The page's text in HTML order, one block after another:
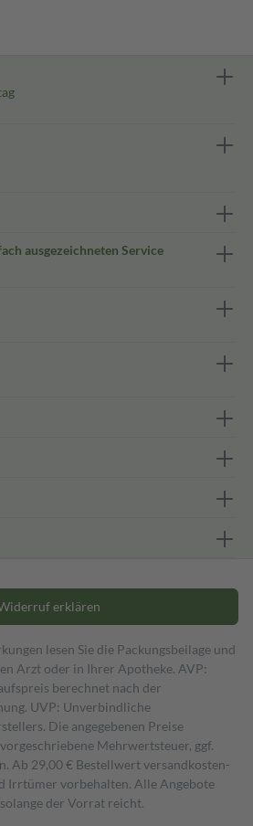
ausgezeichneten Service
erklären
lesen Sie die Packungsbeilage und
Arzt oder in Ihrer Apotheke. AVP:
berechnet nach der
UVP: Unverbindliche
Die angegebenen Preise
Mehrwertsteuer, ggf.
Ab 29,00 € Bestell­wert versand­kosten­
Irrtümer vorbehalten. Alle Angebote
der Vorrat reicht.